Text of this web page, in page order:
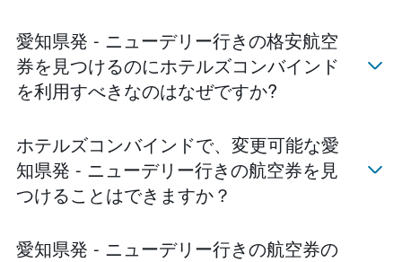
愛知県発 - ニューデリー行きの格安航空
券を見つけるのにホテルズコンバインド
を利用すべきなのはなぜですか?
ホテルズコンバインド​で、変更可能な愛
知県発 - ニューデリー​行きの航空券を見
つけることはできますか？
愛知県発 - ニューデリー行きの航空券の